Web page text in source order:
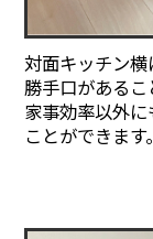
対面キッチン横
勝手口があるこ
家事効率以外
ことができます。